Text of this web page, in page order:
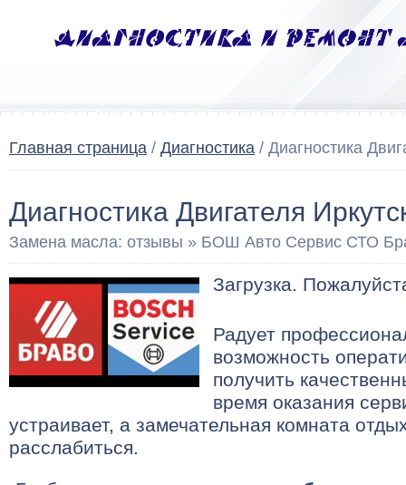
Главная страница / Диагностика / Диагностика
Диагностика Двигателя
Замена масла: отзывы » БОШ Авто Сервис СТО
Загрузка.
Радует
возможность
получить
время оказания
устраивает, а замечательная комната
расслабиться.